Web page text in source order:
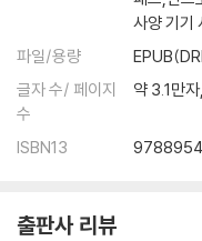
‘보고 싶다’와 ‘그리워하다’
보통의 좋음
내가 너에게 어떤 할머니가 되
사양 기기
파일/용량
글자 수/ 페이지
수
약 3.1만
ISBN13
출판사 리뷰